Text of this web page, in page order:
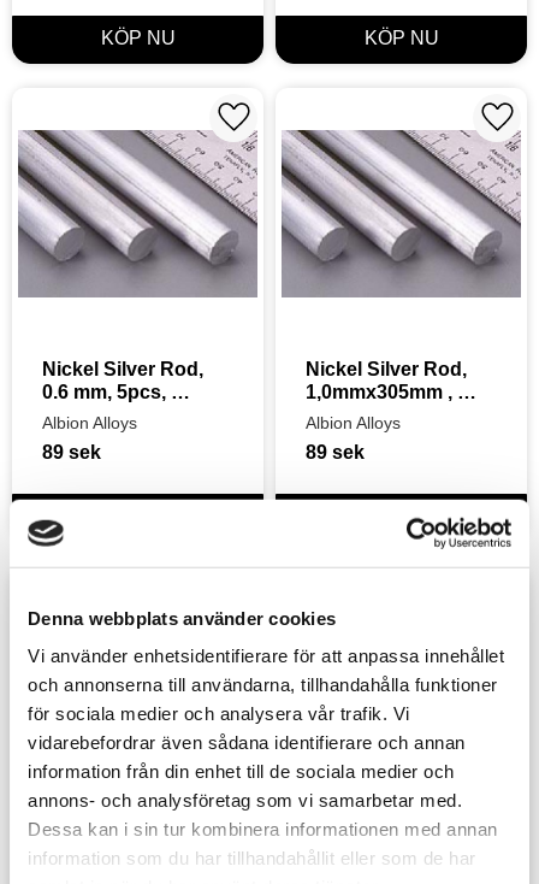
Denna webbplats använder cookies
Vi använder enhetsidentifierare för att anpassa innehållet
och annonserna till användarna, tillhandahålla funktioner
för sociala medier och analysera vår trafik. Vi
vidarebefordrar även sådana identifierare och annan
information från din enhet till de sociala medier och
annons- och analysföretag som vi samarbetar med.
Dessa kan i sin tur kombinera informationen med annan
information som du har tillhandahållit eller som de har
Nickel Silver Rod,
0.6 mm, 5pcs,
305mm
Albion Alloys
89 sek
Lägg till i favoriter
Nickel Silver Rod,
1,0mmx305mm ,
5pcs
Albion Alloys
89 sek
Nickel Silver Rod,
0.45 mm, 5pcs,
Lägg till i favoriter
Nickel Silver Rod,
0.33 mm, 6pcs,